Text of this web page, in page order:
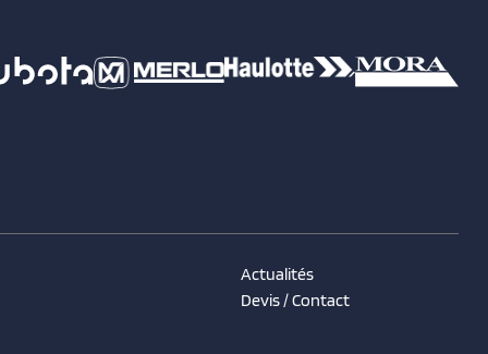
Actualités
Devis / Contact